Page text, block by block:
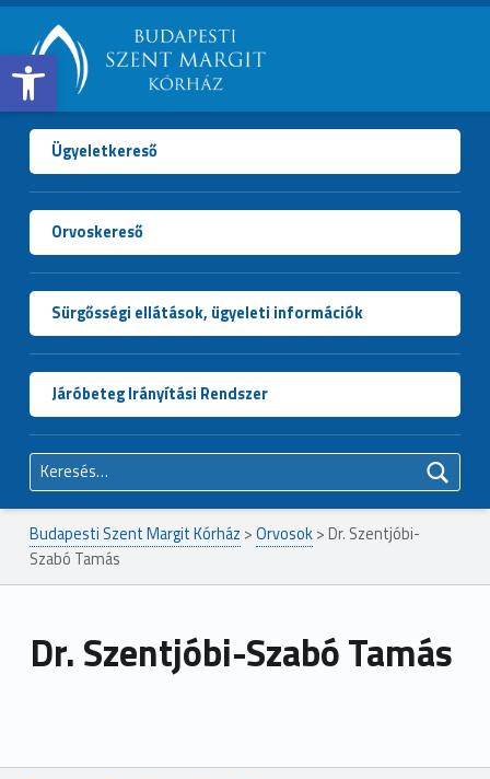
Open toolbar
BUDAPESTI
SZENT
MARGIT
KÓRHÁZ
Ügyeletkereső
Orvoskereső
Sürgősségi ellátások, ügyeleti információk
Járóbeteg Irányítási Rendszer
Keresés:
Budapesti Szent Margit Kórház >Orvosok> Dr. Szentjóbi-
Szabó Tamás
Dr. Szentjóbi-Szabó Tamás